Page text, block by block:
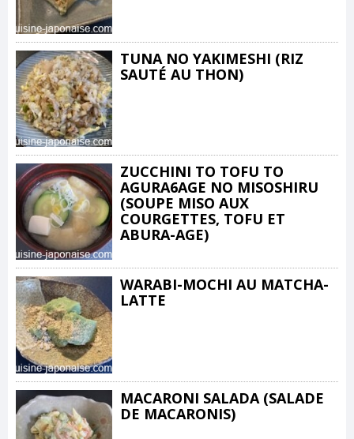
TUNA NO YAKIMESHI (RIZ
SAUTÉ AU THON)
ZUCCHINI TO TOFU TO
AGURA6AGE NO MISOSHIRU
(SOUPE MISO AUX
COURGETTES, TOFU ET
ABURA-AGE)
WARABI-MOCHI AU MATCHA-
LATTE
MACARONI SALADA (SALADE
DE MACARONIS)